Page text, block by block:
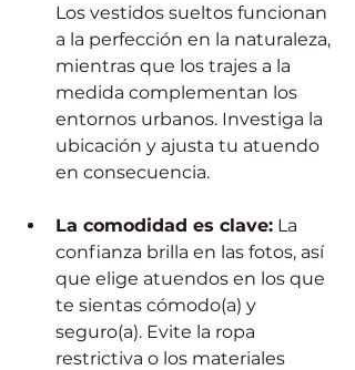
Los vestidos sueltos funcionan
a la perfección en la naturaleza,
mientras que los trajes a la
medida complementan los
entornos urbanos. Investiga la
ubicación y ajusta tu atuendo
en consecuencia.
La comodidad es clave: La
confianza brilla en las fotos, así
que elige atuendos en los que
te sientas cómodo(a) y
seguro(a). Evite la ropa
restrictiva o los materiales